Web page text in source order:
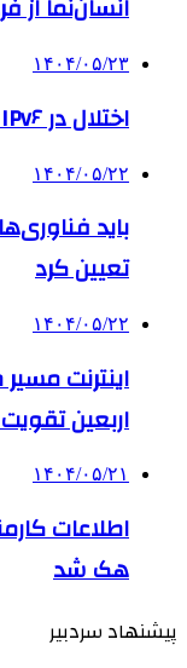
انسان‌نما از
۱۴۰۴/۰۵/۲۳
اختلال در IPv۶ تکذیب شد
۱۴۰۴/۰۵/۲۲
باید
تعیین کرد
۱۴۰۴/۰۵/۲۲
اینترنت مسیر
اربعین
۱۴۰۴/۰۵/۲۱
اطلاعات
هک شد
پیشنهاد سردبیر